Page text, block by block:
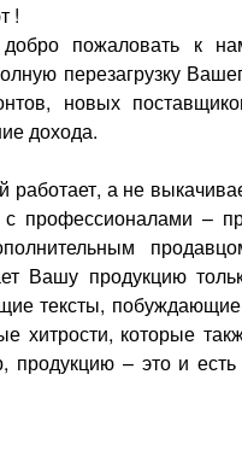
!
пожаловать к
перезагрузку
новых
дохода.
работает, а не
профессионалами –
Вашу продукцию
тексты,
хитрости, которые
продукцию – это и